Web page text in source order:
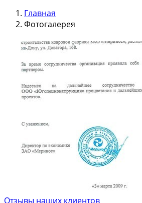
Главная
Фотогалерея
Отзывы наших клиентов